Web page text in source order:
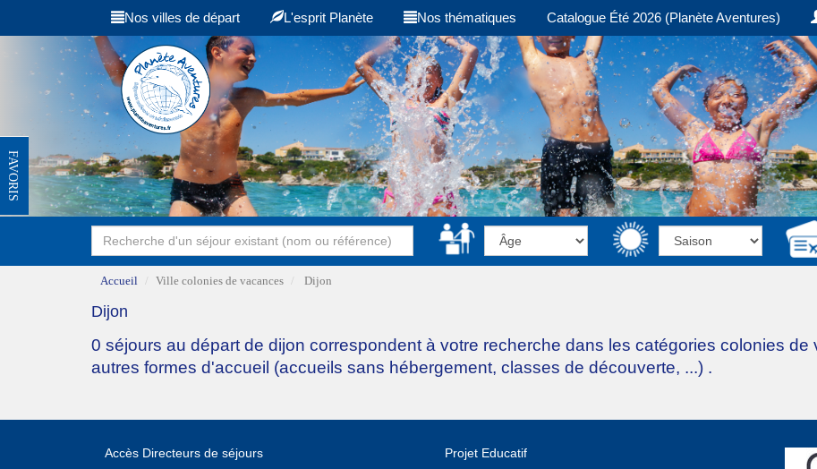
Nos villes de départ L'esprit Planète Nos thématiques Catalogue Été 2026 (Planète Aventures)
FAVORIS
Accueil Ville colonies de vacances Dijon
Dijon
0 séjours au départ de dijon correspondent à votre recherche dans les catégories colonies de
autres formes d'accueil (accueils sans hébergement, classes de découverte, ...) .
Accès Directeurs de séjours Projet Educatif